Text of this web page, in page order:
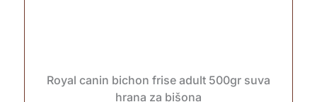
Royal canin bichon frise adult 500gr suva
hrana za bišona